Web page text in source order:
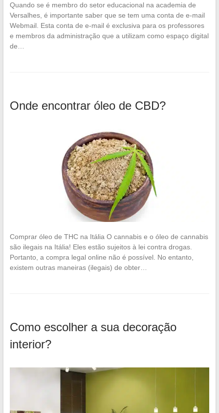
Quando se é membro do setor educacional na academia de
Versalhes, é importante saber que se tem uma conta de e-mail
Webmail. Esta conta de e-mail é exclusiva para os professores
e membros da administração que a utilizam como espaço digital
de…
Onde encontrar óleo de CBD?
Comprar óleo de THC na Itália O cannabis e o óleo de cannabis
são ilegais na Itália! Eles estão sujeitos à lei contra drogas.
Portanto, a compra legal online não é possível. No entanto,
existem outras maneiras (ilegais) de obter…
Como escolher a sua decoração
interior?